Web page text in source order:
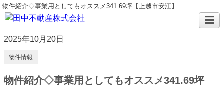
物件紹介◇事業用としてもオススメ341.69坪【上越市安江】
2025年10月20日
物件情報
物件紹介◇事業用としてもオススメ341.69坪